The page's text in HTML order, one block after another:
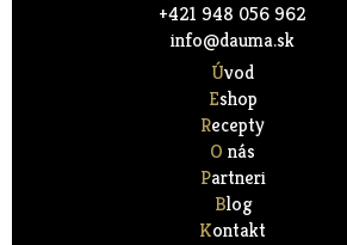
+421 948 056 962
info@dauma.sk
Úvod
Eshop
Recepty
O nás
Partneri
Blog
Kontakt